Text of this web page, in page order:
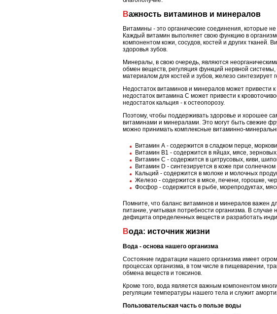
Важность витаминов и минералов
Витамины - это органические соединения, которые
Каждый витамин выполняет свою функцию в
компонентом кожи, сосудов, костей и других тканей.
здоровья зубов.
Минералы, в свою очередь, являются
обмен веществ, регуляция функций нервной
материалом для костей и зубов, железо синтезирует
Недостаток витаминов и минералов может
недостаток витамина C может привести к
недостаток кальция - к остеопорозу.
Поэтому, чтобы поддерживать здоровье и хорошее
витаминами и минералами. Это могут быть свежие
можно принимать комплексные витаминно-
Витамин А - содержится в сладком перце,
Витамин В1 - содержится в яйцах, мясе,
Витамин С - содержится в цитрусовых, киви,
Витамин D - синтезируется в коже при
Кальций - содержится в молоке и молочных
Железо - содержится в мясе, печени, горошке,
Фосфор - содержится в рыбе, морепродуктах,
Помните, что баланс витаминов и минералов важен
питание, учитывая потребности организма. В случае
дефицита определенных веществ и разработать
Вода: источник жизни
Вода - основа нашего организма
Состояние гидратации нашего организма имеет
процессах организма, в том числе в пищеварении,
обмена веществ и токсинов.
Кроме того, вода является важным компонентом
регуляции температуры нашего тела и служит
Пользовательская часть о пользе воды